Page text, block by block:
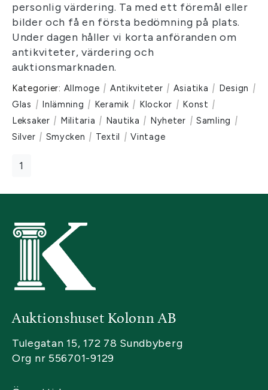
personlig värdering. Ta med ett föremål eller
bilder och få en första bedömning på plats.
Under dagen håller vi korta anföranden om
antikviteter, värdering och
auktionsmarknaden.
Kategorier: Allmoge | Antikviteter | Asiatika | Design |
Glas | Inlämning | Keramik | Klockor | Konst |
Leksaker | Militaria | Nautika | Nyheter | Samling |
Silver | Smycken | Textil | Vintage
1
Auktionshuset Kolonn AB
Tulegatan 15, 172 78 Sundbyberg
Org nr 556701-9129